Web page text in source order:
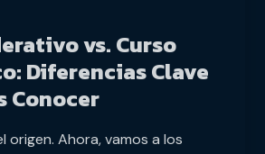
vs. Curso
Diferencias Clave
Conocer
origen. Ahora, vamos a los